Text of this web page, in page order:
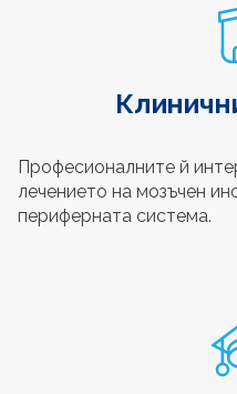
Професионалните й
лечението на мозъчен
периферната система.